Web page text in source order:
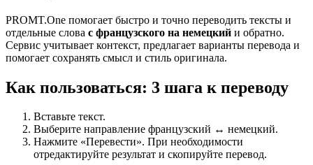
PROMT.One помогает быстро и точно переводить тексты и
отдельные слова с французского на немецкий и обратно.
Сервис учитывает контекст, предлагает варианты перевода и
помогает сохранять смысл и стиль оригинала.
Как пользоваться: 3 шага к переводу
Вставьте текст.
Выберите направление французский ↔ немецкий.
Нажмите «Перевести». При необходимости
отредактируйте результат и скопируйте перевод.